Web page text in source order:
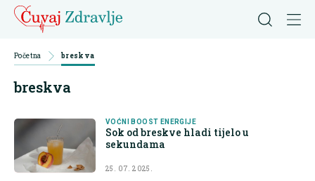
Početna breskva
breskva
VOĆNI BOOST ENERGIJE
Sok od breskve hladi tijelo u
sekundama
25. 07. 2025.